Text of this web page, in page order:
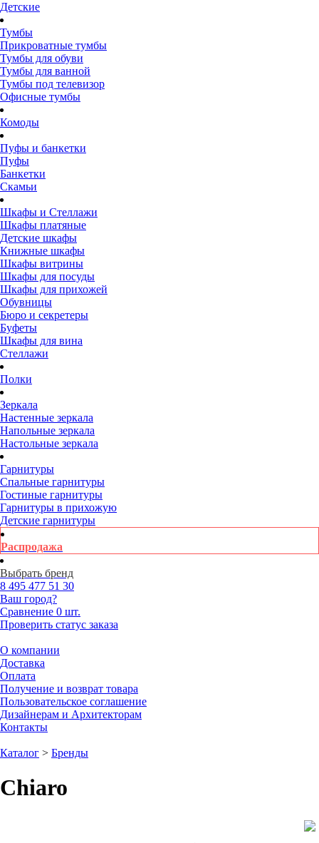
Детские
Тумбы
Прикроватные тумбы
Тумбы для обуви
Тумбы для ванной
Тумбы под телевизор
Офисные тумбы
Комоды
Пуфы и банкетки
Пуфы
Банкетки
Скамьи
Шкафы и Стеллажи
Шкафы платяные
Детские шкафы
Книжные шкафы
Шкафы витрины
Шкафы для посуды
Шкафы для прихожей
Обувницы
Бюро и секретеры
Буфеты
Шкафы для вина
Стеллажи
Полки
Зеркала
Настенные зеркала
Напольные зеркала
Настольные зеркала
Гарнитуры
Спальные гарнитуры
Гостиные гарнитуры
Гарнитуры в прихожую
Детские гарнитуры
Распродажа
Выбрать бренд
8 495 477 51 30
Ваш город?
Сравнение 0 шт.
Проверить статус заказа
О компании
Доставка
Оплата
Получение и возврат товара
Пользовательское соглашение
Дизайнерам и Архитекторам
Контакты
Каталог > Бренды
Chiaro